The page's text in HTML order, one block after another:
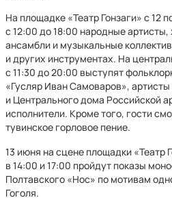
На площадке «Театр Гонзаги» с 12
с 12:00 до 18:00 народные
ансамбли и музыкальные
и других инструментах. На
с 11:30 до 20:00 выступят
«Гусляр Иван Самоваров»,
и Центрального дома Российской
исполнители. Кроме того, гости
тувинское горловое пение.
13 июня на сцене площадки «Театр
в 14:00 и 17:00 пройдут показы
Полтавского «Нос» по мотивам
Гоголя.